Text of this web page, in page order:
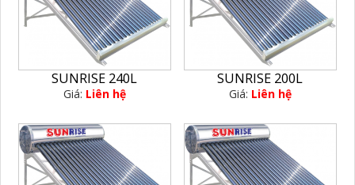
SUNRISE 240L
Giá: Liên hệ
SUNRISE 200L
Giá: Liên hệ